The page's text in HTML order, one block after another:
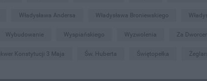
Władysława Andersa Władysława Broniewskiego
Wybudowanie Wyspiańskiego Wyzwolenia Za
Konstytucji 3 Maja Św. Huberta Świętopełka